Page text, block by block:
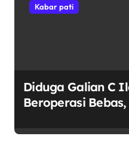
Kabar pati
Diduga Galian C
Beroperasi